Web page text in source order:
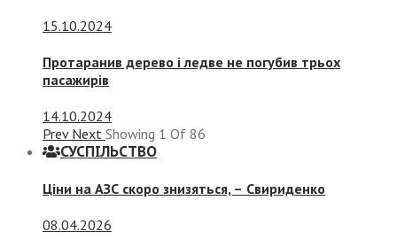
15.10.2024
Протаранив дерево і ледве не погубив трьох
пасажирів
14.10.2024
Prev Next Showing 1 Of 86
СУСПIЛЬСТВО
Ціни на АЗС скоро знизяться, – Свириденко
08.04.2026